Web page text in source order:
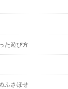
た遊び方
ふさほせ